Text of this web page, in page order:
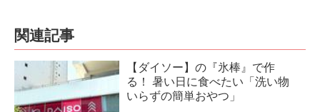
関連記事
【ダイソー】の『氷棒』で作
る！ 暑い日に食べたい「洗い物
いらずの簡単おやつ」